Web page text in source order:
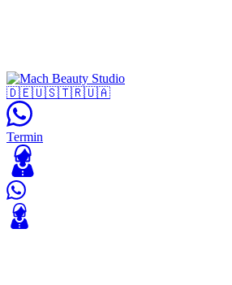
🇩🇪🇺🇸🇹🇷🇺🇦
Termin